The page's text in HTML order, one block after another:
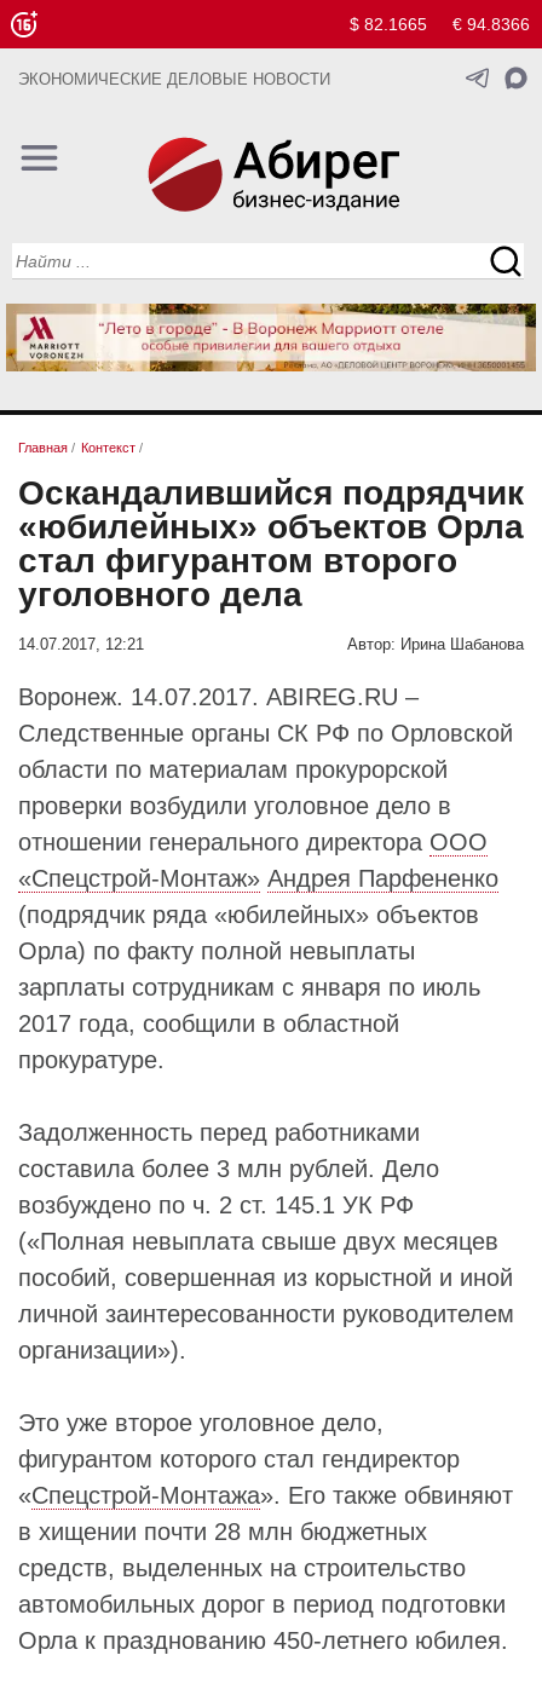
$ 82.1665 € 94.8366
ЭКОНОМИЧЕСКИЕ ДЕЛОВЫЕ НОВОСТИ
Главная / Контекст /
Оскандалившийся подрядчик
«юбилейных» объектов Орла
стал фигурантом второго
уголовного дела
14.07.2017, 12:21 Автор: Ирина Шабанова
Воронеж. 14.07.2017. ABIREG.RU –
Следственные органы СК РФ по Орловской
области по материалам прокурорской
проверки возбудили уголовное дело в
отношении генерального директора ООО
«Спецстрой-Монтаж» Андрея Парфененко
(подрядчик ряда «юбилейных» объектов
Орла) по факту полной невыплаты
зарплаты сотрудникам с января по июль
2017 года, сообщили в областной
прокуратуре.
Задолженность перед работниками
составила более 3 млн рублей. Дело
возбуждено по ч. 2 ст. 145.1 УК РФ
(«Полная невыплата свыше двух месяцев
пособий, совершенная из корыстной и иной
личной заинтересованности руководителем
организации»).
Это уже второе уголовное дело,
фигурантом которого стал гендиректор
«Спецстрой-Монтажа». Его также обвиняют
в хищении почти 28 млн бюджетных
средств, выделенных на строительство
автомобильных дорог в период подготовки
Орла к празднованию 450-летнего юбилея.